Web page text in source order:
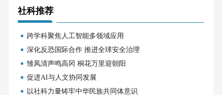
社科推荐
跨学科聚焦人工智能多领域应用
深化反恐国际合作 推进全球安全治理
雏凤清声鸣高冈 桐花万里迎朝阳
促进AI与人文协同发展
以社科力量铸牢中华民族共同体意识